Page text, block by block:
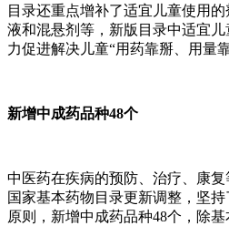
目录还重点增补了适宜儿童使用
液和混悬剂等，新版目录中适宜
力促进解决儿童“用药靠掰、用量
新增中成药品种48个
中医药在疾病的预防、治疗、康
国家基本药物目录更新调整，坚
原则，新增中成药品种48个，除